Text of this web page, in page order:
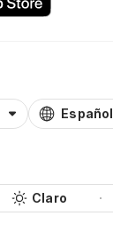
Español
Claro